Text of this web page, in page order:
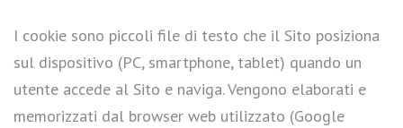
I cookie sono piccoli file di testo che il Sito posiziona
sul dispositivo (PC, smartphone, tablet) quando un
utente accede al Sito e naviga. Vengono elaborati e
memorizzati dal browser web utilizzato (Google